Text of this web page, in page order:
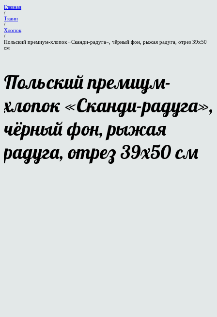
Главная
/
Ткани
/
Хлопок
/
Польский премиум-хлопок «Сканди-радуга», чёрный фон, рыжая радуга, отрез 39х50
см
Польский премиум-
хлопок «Сканди-радуга»,
чёрный фон, рыжая
радуга, отрез 39х50 см